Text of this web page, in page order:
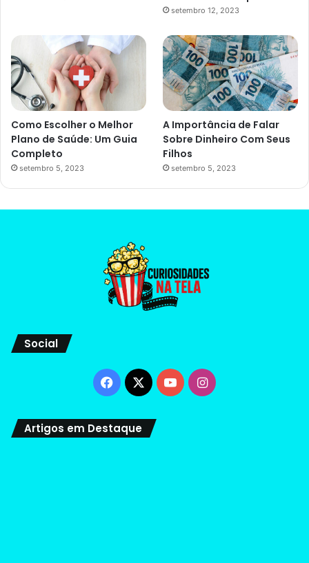
setembro 12, 2023
Como Escolher o Melhor
Plano de Saúde: Um Guia
Completo
setembro 5, 2023
A Importância de Falar
Sobre Dinheiro Com Seus
Filhos
setembro 5, 2023
Social
Facebook
X YouTubeInstagram
Artigos em Destaque